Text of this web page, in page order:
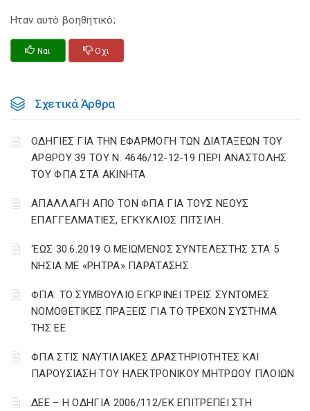
Ηταν αυτό βοηθητικό;
Ναι Οχι
Σχετικά Άρθρα
ΟΔΗΓΙΕΣ ΓΙΑ ΤΗΝ ΕΦΑΡΜΟΓΗ ΤΩΝ ΔΙΑΤΑΞΕΩΝ ΤΟΥ
ΑΡΘΡΟΥ 39 ΤΟΥ Ν. 4646/12-12-19 ΠΕΡΙ ΑΝΑΣΤΟΛΗΣ
ΤΟΥ ΦΠΑ ΣΤΑ ΑΚΙΝΗΤΑ
ΑΠΑΛΛΑΓΗ ΑΠΟ ΤΟΝ ΦΠΑ ΓΙΑ ΤΟΥΣ ΝΕΟΥΣ
ΕΠΑΓΓΕΛΜΑΤΙΕΣ, ΕΓΚΥΚΛΙΟΣ ΠΙΤΣΙΛΗ.
‘ΕΩΣ 30.6.2019 Ο ΜΕΙΩΜΕΝΟΣ ΣΥΝΤΕΛΕΣΤΗΣ ΣΤΑ 5
ΝΗΣΙΑ ΜΕ «ΡΗΤΡΑ» ΠΑΡΑΤΑΣΗΣ
ΦΠΑ: ΤΟ ΣΥΜΒΟΥΛΙΟ ΕΓΚΡΙΝΕΙ ΤΡΕΙΣ ΣΥΝΤΟΜΕΣ
ΝΟΜΟΘΕΤΙΚΕΣ ΠΡΑΞΕΙΣ ΓΙΑ ΤΟ ΤΡΕΧΟΝ ΣΥΣΤΗΜΑ
ΤΗΣ ΕΕ
ΦΠΑ ΣΤΙΣ ΝΑΥΤΙΛΙΑΚΕΣ ΔΡΑΣΤΗΡΙΟΤΗΤΕΣ ΚΑΙ
ΠΑΡΟΥΣΙΑΣΗ ΤΟΥ ΗΛΕΚΤΡΟΝΙΚΟΥ ΜΗΤΡΩΟΥ ΠΛΟΙΩΝ
ΔΕΕ – Η ΟΔΗΓΙΑ 2006/112/ΕΚ ΕΠΙΤΡΕΠΕΙ ΣΤΗ